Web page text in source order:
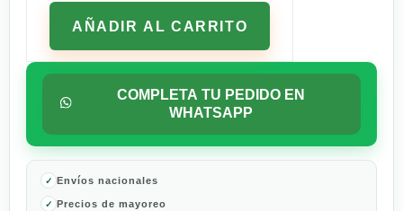
Ybarra
Lata
-
473
cantidad
AÑADIR AL CARRITO
COMPLETA TU PEDIDO EN
WHATSAPP
Envíos nacionales
Precios de mayoreo